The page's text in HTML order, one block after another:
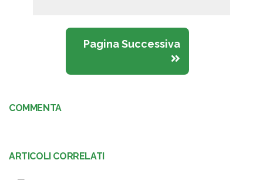
Pagina Successiva
COMMENTA
ARTICOLI CORRELATI